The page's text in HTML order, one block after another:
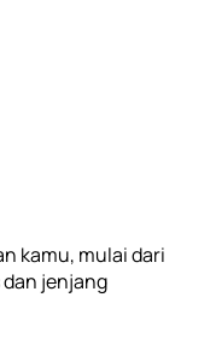
kamu, mulai dari
jenjang